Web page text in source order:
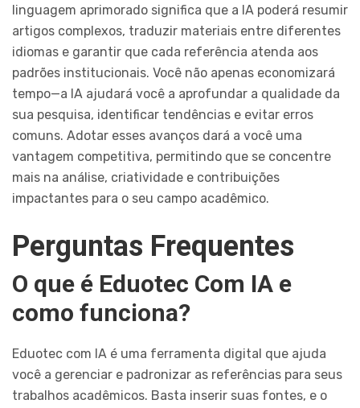
linguagem aprimorado significa que a IA poderá resumir
artigos complexos, traduzir materiais entre diferentes
idiomas e garantir que cada referência atenda aos
padrões institucionais. Você não apenas economizará
tempo—a IA ajudará você a aprofundar a qualidade da
sua pesquisa, identificar tendências e evitar erros
comuns. Adotar esses avanços dará a você uma
vantagem competitiva, permitindo que se concentre
mais na análise, criatividade e contribuições
impactantes para o seu campo acadêmico.
Perguntas Frequentes
O que é Eduotec Com IA e
como funciona?
Eduotec com IA é uma ferramenta digital que ajuda
você a gerenciar e padronizar as referências para seus
trabalhos acadêmicos. Basta inserir suas fontes, e o